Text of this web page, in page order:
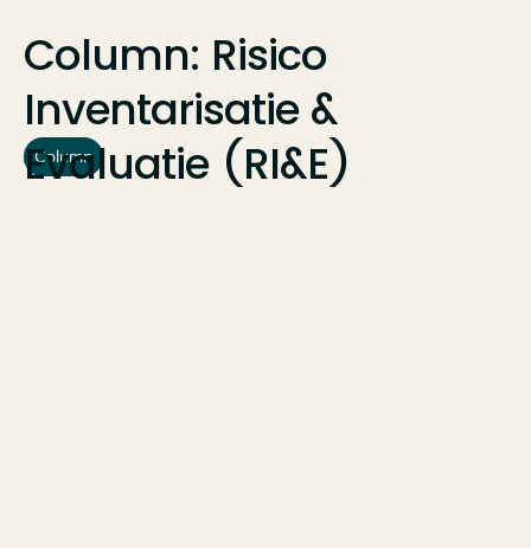
Column: Risico
Inventarisatie &
Evaluatie (RI&E)
Column